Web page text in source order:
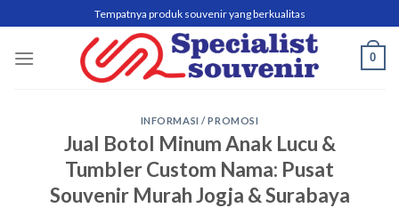
to
content
Tempatnya produk souvenir yang berkualitas
0
INFORMASI / PROMOSI
Jual Botol Minum Anak Lucu &
Tumbler Custom Nama: Pusat
Souvenir Murah Jogja & Surabaya